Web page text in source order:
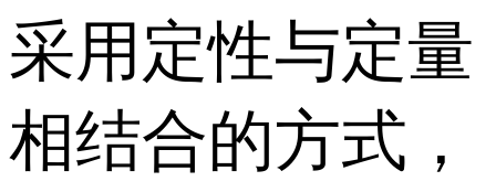
采用定性与定量
相结合的方式，